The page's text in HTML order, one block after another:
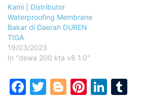
Kami | Distributor
Waterproofing Membrane
Bakar di Daerah DUREN
TIGA
19/03/2023
In "dewa 200 kta v8 1.0"
Facebook
Twitter
Blogger